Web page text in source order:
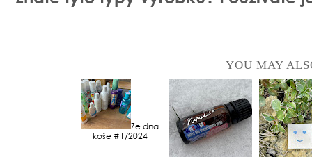
YOU MAY
Ze dna
koše #1/2024